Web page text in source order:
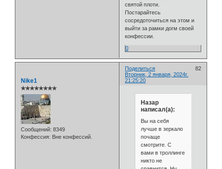
святой плоти.
Постарайтесь
сосредоточиться на этом и
выйти за рамки догм своей
конфессии.
0
Поделиться
82
Вторник, 2 января, 2024г.
21:25:20
Nike1
✯✯✯✯✯✯✯✯
Сообщений: 8349
Конфессия: Вне конфессий.
Назар
написал(а):
Вы на себя
лучше в зеркало
почаще
смотрите. С
вами в троллинге
никто не